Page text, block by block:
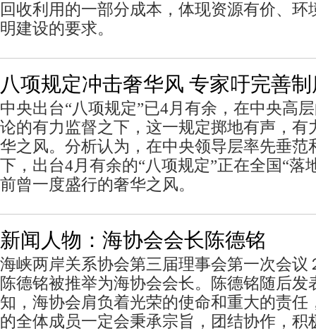
回收利用的一部分成本，体现资源有价、环
明建设的要求。
八项规定冲击奢华风 专家吁完善
中央出台“八项规定”已4月有余，在中央高
论的有力监督之下，这一规定掷地有声，有
华之风。分析认为，在中央领导层率先垂范
下，出台4月有余的“八项规定”正在全国“落
前曾一度盛行的奢华之风。
新闻人物：海协会会长陈德铭
海峡两岸关系协会第三届理事会第一次会议
陈德铭被推举为海协会会长。陈德铭随后发
知，海协会肩负着光荣的使命和重大的责任
的全体成员一定会秉承宗旨，团结协作，积